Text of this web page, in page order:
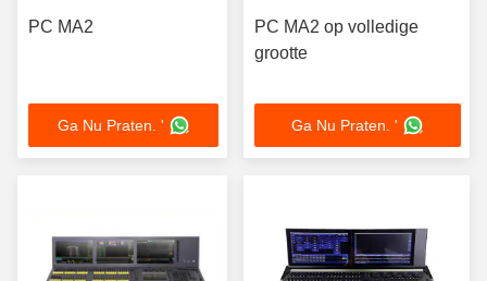
PC MA2
Ga Nu Praten. '
PC MA2 op volledige
grootte
Ga Nu Praten. '